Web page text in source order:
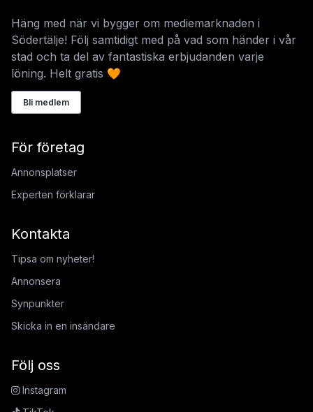
Häng med när vi bygger om mediemarknaden i
Södertälje! Följ samtidigt med på vad som händer i vår
stad och ta del av fantastiska erbjudanden varje
löning. Helt gratis 🧡
Bli medlem
För företag
Annonsplatser
Experten förklarar
Kontakta
Tipsa om nyheter!
Annonsera
Synpunkter
Skicka in en insändare
Följ oss
Instagram